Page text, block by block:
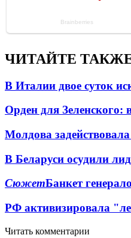
ЧИТАЙТЕ
В Италии двое суток
Орден для Зеленского:
Молдова
В Беларуси осудили
СюжетБанкет
РФ активизировала
Читать комментарии